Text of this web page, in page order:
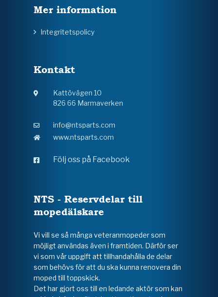
Mer information
Integritetspolicy
Kontakt
Kattövägen 10
826 66 Marmaverken
info@ntsparts.com
www.ntsparts.com
Följ oss på Facebook
NTS - Reservdelar till
mopedälskare
Vi vill se så många veteranmopeder som
möjligt användas även i framtiden. Därför ser
vi som vår uppgift att tillhandahålla de delar
som behövs för att du ska kunna renovera din
moped till toppskick.
Det har gjort oss till en ledande aktör som kan